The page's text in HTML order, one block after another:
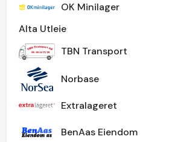
OK Minilager
Alta Utleie
TBN Transport
Norbase
Extralageret
BenAas Eiendom